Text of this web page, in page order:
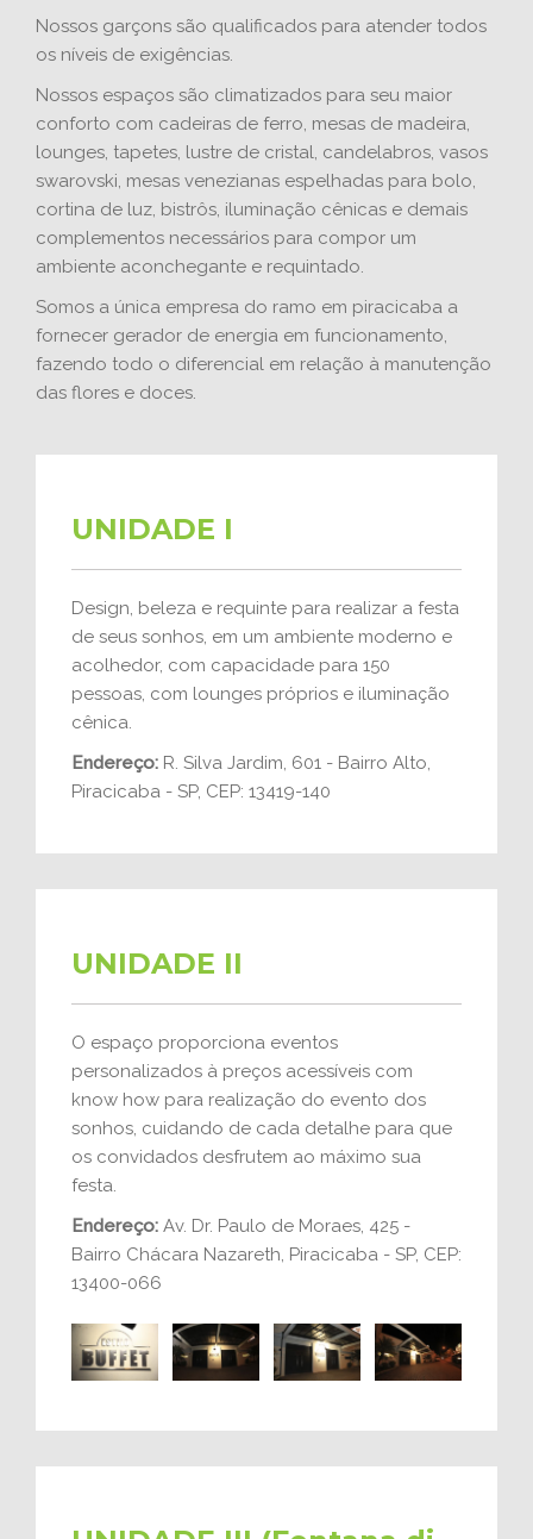
Nossos garçons são qualificados para atender todos
os níveis de exigências.
Nossos espaços são climatizados para seu maior
conforto com cadeiras de ferro, mesas de madeira,
lounges, tapetes, lustre de cristal, candelabros, vasos
swarovski, mesas venezianas espelhadas para bolo,
cortina de luz, bistrôs, iluminação cênicas e demais
complementos necessários para compor um
ambiente aconchegante e requintado.
Somos a única empresa do ramo em piracicaba a
fornecer gerador de energia em funcionamento,
fazendo todo o diferencial em relação à manutenção
das flores e doces.
UNIDADE I
Design, beleza e requinte para realizar a festa
de seus sonhos, em um ambiente moderno e
acolhedor, com capacidade para 150
pessoas, com lounges próprios e iluminação
cênica.
Endereço: R. Silva Jardim, 601 - Bairro Alto,
Piracicaba - SP, CEP: 13419-140
UNIDADE II
O espaço proporciona eventos
personalizados à preços acessíveis com
know how para realização do evento dos
sonhos, cuidando de cada detalhe para que
os convidados desfrutem ao máximo sua
festa.
Endereço: Av. Dr. Paulo de Moraes, 425 -
Bairro Chácara Nazareth, Piracicaba - SP, CEP:
13400-066